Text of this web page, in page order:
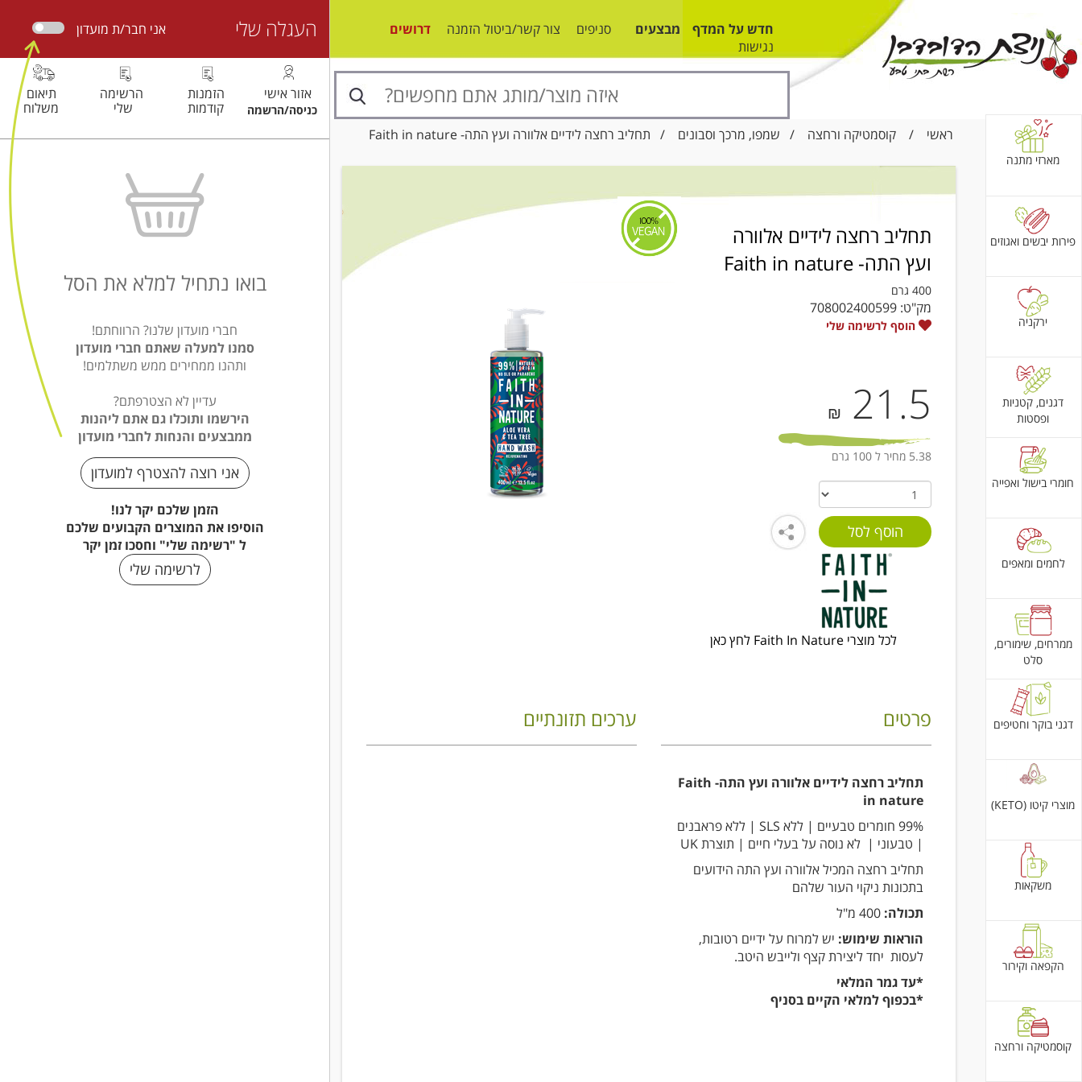
חדש על המדף מבצעים סניפים צור קשר/ביטול הזמנה
דרושים
נגישות
ראשי / קוסמטיקה ורחצה / שמפו, מרכך וסבונים / תחליב רחצה לידיים אלוורה ועץ התה- Faith in nature
מארזי מתנה
פירות יבשים ואגוזים
ירקניה
דגנים, קטניות
ופסטות
חומרי בישול ואפייה
לחמים ומאפים
ממרחים, שימורים,
סלט
דגני בוקר וחטיפים
מוצרי קיטו (KETO)
משקאות
הקפאה וקירור
קוסמטיקה ורחצה
תחליב רחצה לידיים אלוורה
ועץ התה- Faith in nature
400 גרם
מק"ט: 708002400599
הוסף לרשימה שלי
21.5
₪
5.38 מחיר ל 100 גרם
לכל מוצרי Faith In Nature לחץ כאן
פרטים
תחליב רחצה לידיים אלוורה ועץ התה- Faith
in nature
99% חומרים טבעיים | ללא SLS | ללא פראבנים
| טבעוני | לא נוסה על בעלי חיים | תוצרת UK
תחליב רחצה המכיל אלוורה ועץ התה הידועים
בתכונות ניקוי העור שלהם
תכולה: 400 מ"ל
הוראות שימוש: יש למרוח על ידיים רטובות,
לעסות יחד ליצירת קצף ולייבש היטב.
*עד גמר המלאי
*בכפוף למלאי הקיים בסניף
ערכים תזונתיים